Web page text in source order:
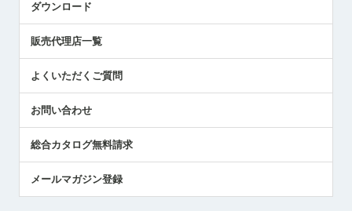
社員ブログ
中小企業のBCP地震対策
センサのテクニカルガイド
社長ブログ
ダウンロード
販売代理店一覧
よくいただくご質問
お問い合わせ
総合カタログ無料請求
メールマガジン登録